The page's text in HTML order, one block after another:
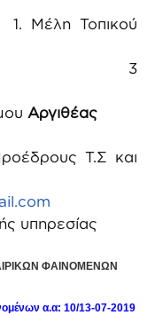
3
Αργιθέας
Τ.Σ και
ΦΑΙΝΟΜΕΝΩΝ
α.α: 10/13-07-2019